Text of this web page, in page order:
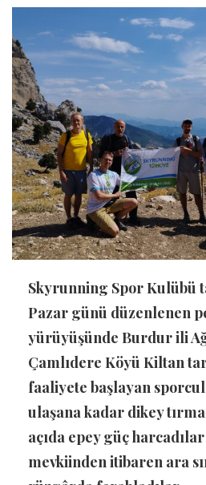
Skyrunning Spor Kulübü
Pazar günü düzenlenen
yürüyüşünde Burdur ili
Çamlıdere Köyü Kiltan
faaliyete başlayan
ulaşana kadar dikey
açıda epey güç
mevkiinden itibaren ara